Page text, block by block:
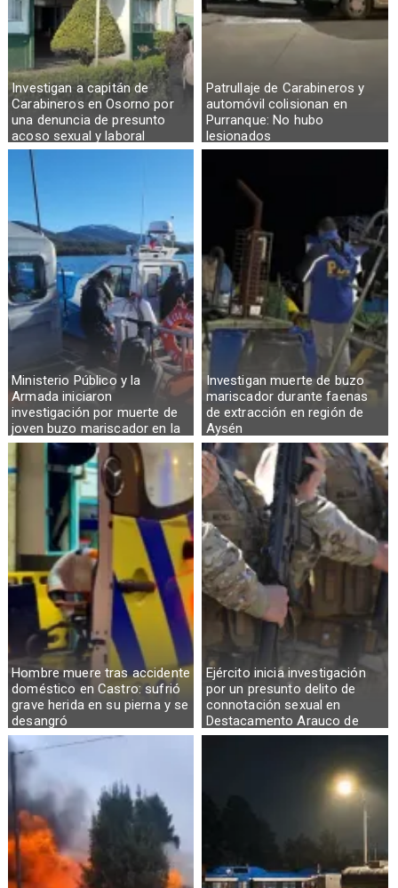
Investigan a capitán de
Carabineros en Osorno por
una denuncia de presunto
acoso sexual y laboral
Patrullaje de Carabineros y
automóvil colisionan en
Purranque: No hubo
lesionados
Ministerio Público y la
Armada iniciaron
investigación por muerte de
joven buzo mariscador en la
Región de Aysén
Investigan muerte de buzo
mariscador durante faenas
de extracción en región de
Aysén
Hombre muere tras accidente
doméstico en Castro: sufrió
grave herida en su pierna y se
desangró
Ejército inicia investigación
por un presunto delito de
connotación sexual en
Destacamento Arauco de
Osorno